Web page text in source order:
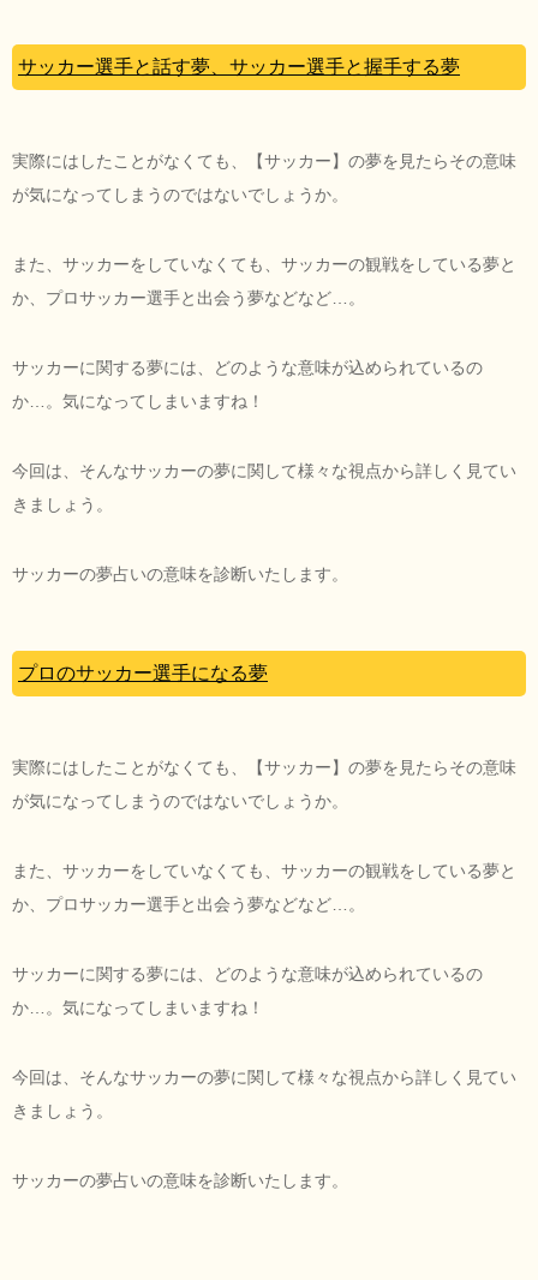
サッカー選手と話す夢、サッカー選手と握手する夢
実際にはしたことがなくても、【サッカー】の夢を見たらその意味
が気になってしまうのではないでしょうか。
また、サッカーをしていなくても、サッカーの観戦をしている夢と
か、プロサッカー選手と出会う夢などなど…。
サッカーに関する夢には、どのような意味が込められているの
か…。気になってしまいますね！
今回は、そんなサッカーの夢に関して様々な視点から詳しく見てい
きましょう。
サッカーの夢占いの意味を診断いたします。
プロのサッカー選手になる夢
実際にはしたことがなくても、【サッカー】の夢を見たらその意味
が気になってしまうのではないでしょうか。
また、サッカーをしていなくても、サッカーの観戦をしている夢と
か、プロサッカー選手と出会う夢などなど…。
サッカーに関する夢には、どのような意味が込められているの
か…。気になってしまいますね！
今回は、そんなサッカーの夢に関して様々な視点から詳しく見てい
きましょう。
サッカーの夢占いの意味を診断いたします。